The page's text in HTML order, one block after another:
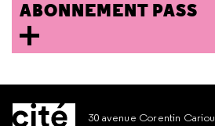
ABONNEMENT PASS
30 avenue Corentin Cariou